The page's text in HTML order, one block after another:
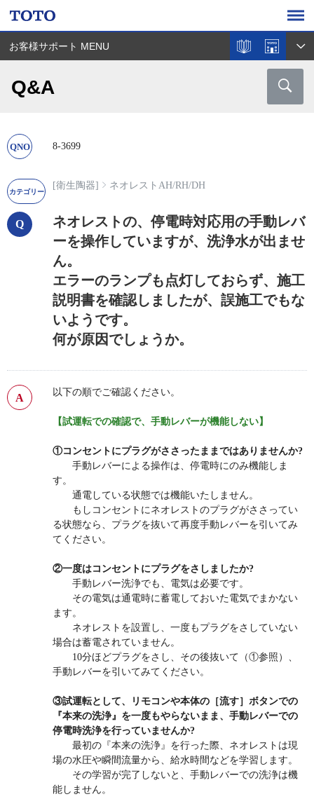
お客様サポート MENU
Q&A
8-3699
[衛生陶器] ネオレストAH/RH/DH
ネオレストの、停電時対応用の手動レバ
ーを操作していますが、洗浄水が出ませ
ん。
エラーのランプも点灯しておらず、施工
説明書を確認しましたが、誤施工でもな
いようです。
何が原因でしょうか。
以下の順でご確認ください。
【試運転での確認で、手動レバーが機能しない】
①コンセントにプラグがささったままではありませんか?
手動レバーによる操作は、停電時にのみ機能しま
す。
通電している状態では機能いたしません。
もしコンセントにネオレストのプラグがささってい
る状態なら、プラグを抜いて再度手動レバーを引いてみ
てください。
②一度はコンセントにプラグをさしましたか?
手動レバー洗浄でも、電気は必要です。
その電気は通電時に蓄電しておいた電気でまかない
ます。
ネオレストを設置し、一度もプラグをさしていない
場合は蓄電されていません。
10分ほどプラグをさし、その後抜いて（①参照）、
手動レバーを引いてみてください。
③試運転として、リモコンや本体の［流す］ボタンでの
『本来の洗浄』を一度もやらないまま、手動レバーでの
停電時洗浄を行っていませんか?
最初の『本来の洗浄』を行った際、ネオレストは現
場の水圧や瞬間流量から、給水時間などを学習します。
その学習が完了しないと、手動レバーでの洗浄は機
能しません。